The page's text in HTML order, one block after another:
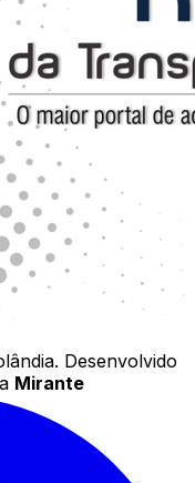
. Desenvolvido
Mirante